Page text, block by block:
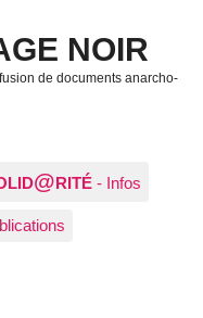
NOIR
de documents anarcho-
@RITÉ - Infos